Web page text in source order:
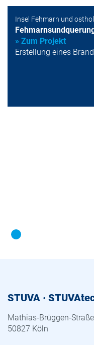
Insel Fehmarn und
» Zum Projekt
Erstellung eines
STUVA ·
Mathias-Brüggen-
50827 Köln